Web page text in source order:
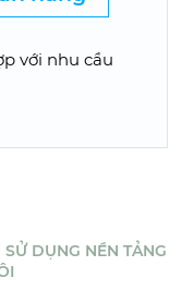
với nhu cầu
DỤNG NỀN TẢNG